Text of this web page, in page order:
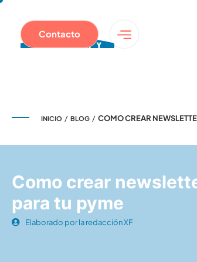
Contacto
INICIO / BLOG / COMO CREAR
Como crear
para tu pyme
Elaborado por la redacción XF